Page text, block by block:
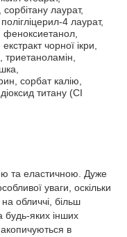
сорбітану лаурат,
4 лаурат,
феноксиетанол,
чорної ікри,
триетаноламін,
сорбат калію,
титану (CI
та еластичною. Дуже
уваги, оскільки
обличчі, більш
будь-яких інших
в